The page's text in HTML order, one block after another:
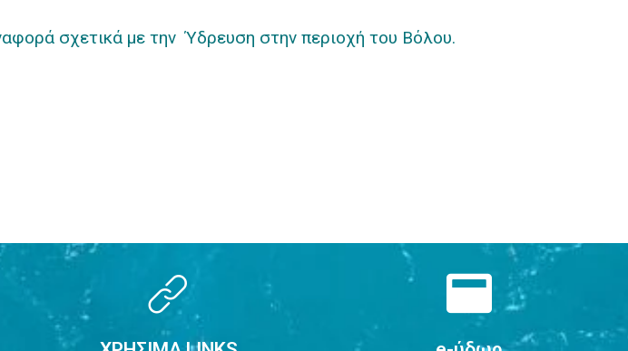
σχετικά με την Ύδρευση στην περιοχή του Βόλου.